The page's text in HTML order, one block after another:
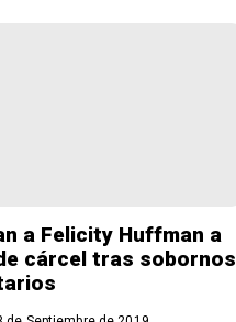
a Felicity Huffman a
cárcel tras sobornos